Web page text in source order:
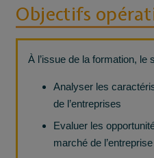
Objectifs
À l’issue de la formation, le
Analyser les
de l’entreprises
Evaluer les
marché de l’entreprise